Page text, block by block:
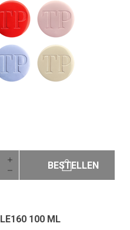
BESTELLEN
LE160 100 ML